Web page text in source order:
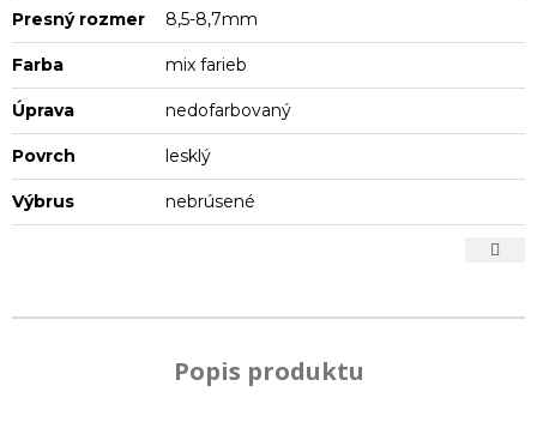
Presný rozmer 8,5-8,7mm
Farba mix farieb
Úprava nedofarbovaný
Povrch lesklý
Výbrus nebrúsené
Popis produktu